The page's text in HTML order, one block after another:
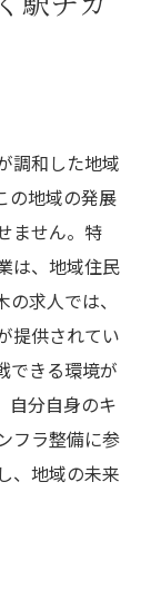
調和した地域
の地域の発展
ません。特
は、地域住民
求人では、
提供されてい
できる環境が
自分自身のキ
フラ整備に参
、地域の未来